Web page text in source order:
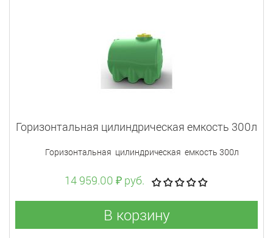
Горизонтальная цилиндрическая емкость 300л
Горизонтальная цилиндрическая емкость 300л
14 959.00 ₽ руб.
В корзину